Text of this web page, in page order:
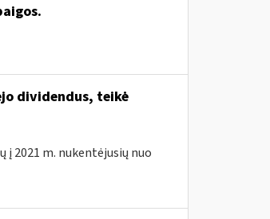
dividendus, teikė
2021 m. nukentėjusių nuo